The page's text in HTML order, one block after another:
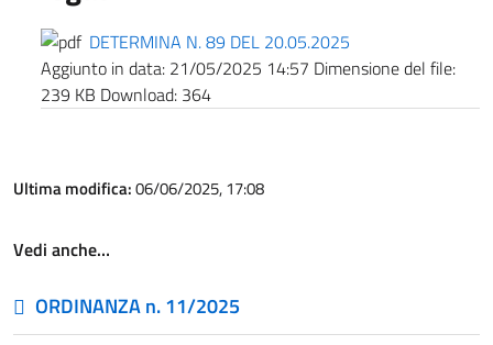
DETERMINA N. 89 DEL 20.05.2025
Aggiunto in data: 21/05/2025 14:57 Dimensione del file:
239 KB Download: 364
Ultima modifica:06/06/2025, 17:08
Vedi anche…
ORDINANZA n. 11/2025